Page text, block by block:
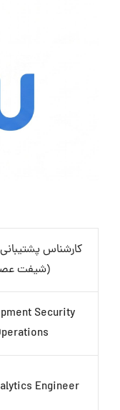
کارشناس
(شیفت
Security
Engineer